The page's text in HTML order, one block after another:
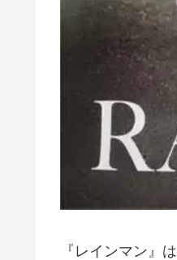
『レインマン』